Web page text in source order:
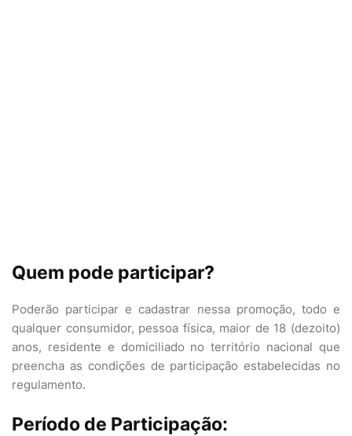
Quem pode participar?
Poderão participar e cadastrar nessa promoção, todo e
qualquer consumidor, pessoa física, maior de 18 (dezoito)
anos, residente e domiciliado no território nacional que
preencha as condições de participação estabelecidas no
regulamento.
Período de Participação: